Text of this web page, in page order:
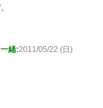
緒:2011/05/22 (日)